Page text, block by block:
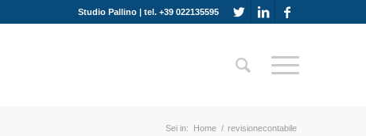
Studio Pallino | tel. +39 022135595
Sei in: Home / revisionecontabile